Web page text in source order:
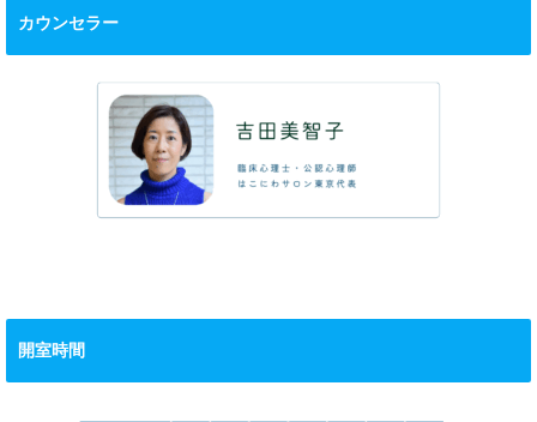
カウンセラー
開室時間